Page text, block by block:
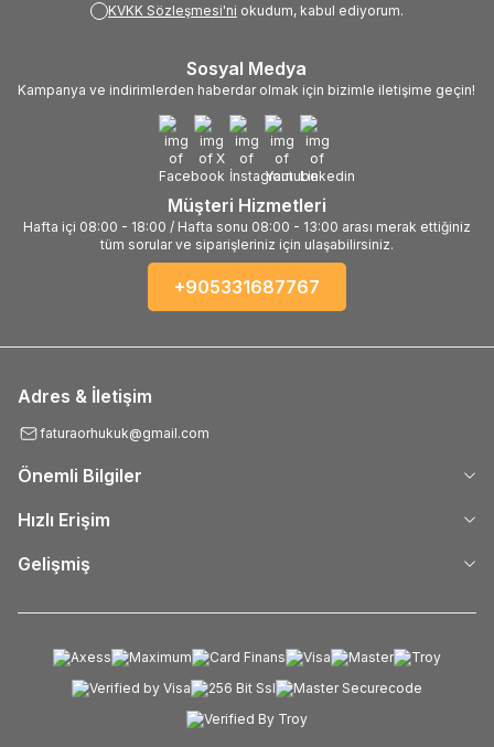
KVKK Sözleşmesi'ni okudum, kabul ediyorum.
Sosyal Medya
Kampanya ve indirimlerden haberdar olmak için bizimle iletişime geçin!
Müşteri Hizmetleri
Hafta içi 08:00 - 18:00 / Hafta sonu 08:00 - 13:00 arası merak ettiğiniz
tüm sorular ve siparişleriniz için ulaşabilirsiniz.
+905331687767
Adres & İletişim
faturaorhukuk@gmail.com
Önemli Bilgiler
Hızlı Erişim
Gelişmiş